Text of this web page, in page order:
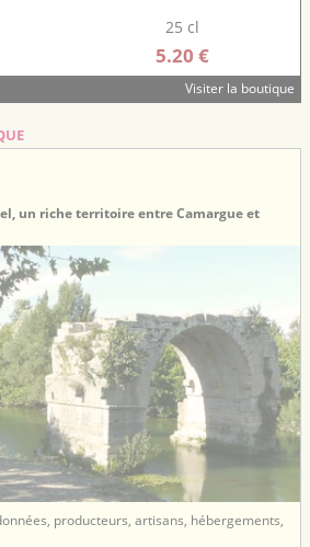
25 cl
5.20 €
Visiter la boutique
un riche territoire entre Camargue et
producteurs, artisans, hébergements,